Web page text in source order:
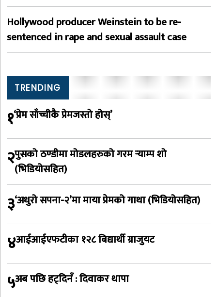
Hollywood producer Weinstein to be re-
sentenced in rape and sexual assault case
TRENDING
१‘प्रेम साँच्चीकै प्रेमजस्तो होस्’
२पुसको ठण्डीमा मोडलहरुको गरम र्‍याम्प शो
(भिडियोसहित)
३‘अधुरो सपना-२’मा माया प्रेमको गाथा (भिडियोसहित)
४आईआईएफटीका १२८ बिद्यार्थी ग्राजुयट
५अब पछि हट्दिनँ : दिवाकर थापा